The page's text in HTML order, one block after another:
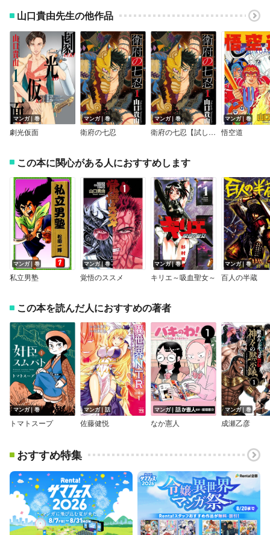
山口貴由先生の他作品
マンガ｜巻
劇光仮面
マンガ｜巻
衛府の七忍
マンガ｜巻
衛府の七忍【試し読み増量版】
マンガ｜巻
悟空道
この本に関心がある人におすすめします
マンガ｜巻
私立男塾
マンガ｜巻
覚悟のススメ
マンガ｜巻
キリエ～吸血聖女～
マンガ｜巻
百人の半蔵
この本を読んだ人におすすめの著者
マンガ｜巻
トマトスープ
マンガ｜話
佐藤健悦
マンガ｜話
なか憲人
マンガ｜巻
成瀬乙彦
おすすめ特集